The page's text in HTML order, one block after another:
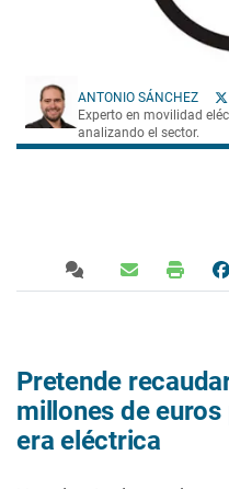
ANTONIO SÁNCHEZ
Experto en movilidad
analizando el sector.
Pretende
millones de
era eléctrica